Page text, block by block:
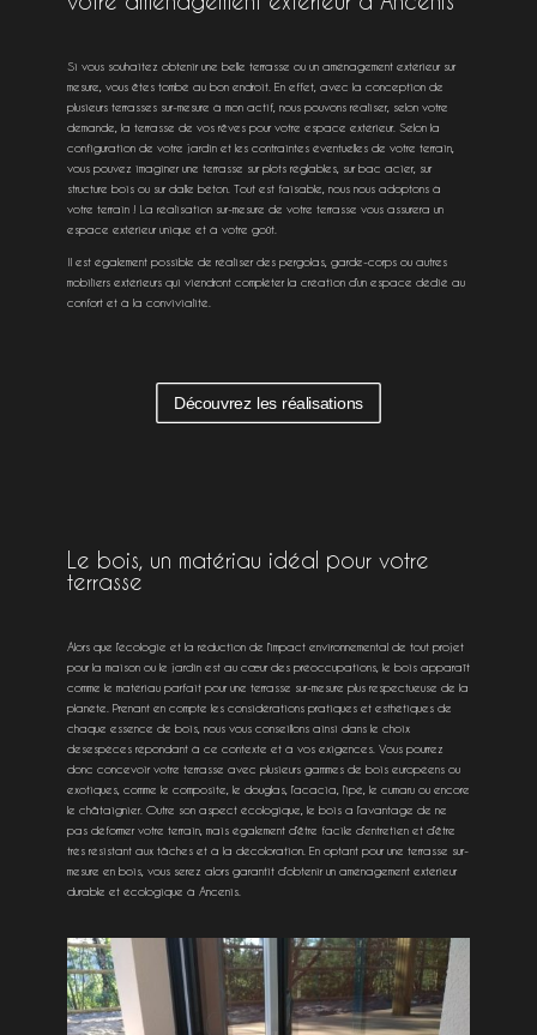
Si vous souhaitez obtenir une belle terrasse ou un aménagement extérieur sur
mesure, vous êtes tombé au bon endroit. En effet, avec la conception de
plusieurs terrasses sur-mesure à mon actif, nous pouvons réaliser, selon votre
demande, la terrasse de vos rêves pour votre espace extérieur. Selon la
configuration de votre jardin et les contraintes éventuelles de votre terrain,
vous pouvez imaginer une terrasse sur plots réglables, sur bac acier, sur
structure bois ou sur dalle béton. Tout est faisable, nous nous adoptons à
votre terrain ! La réalisation sur-mesure de votre terrasse vous assurera un
espace extérieur unique et à votre goût.
Il est également possible de réaliser des pergolas, garde-corps ou autres
mobiliers extérieurs qui viendront compléter la création d’un espace dédié au
confort et à la convivialité.
Découvrez les réalisations
Le bois, un matériau idéal pour votre
terrasse
Alors que l’écologie et la réduction de l’impact environnemental de tout projet
pour la maison ou le jardin est au cœur des préoccupations, le bois apparaît
comme le matériau parfait pour une terrasse sur-mesure plus respectueuse de la
planète. Prenant en compte les considérations pratiques et esthétiques de
chaque essence de bois, nous vous conseillons ainsi dans le choix
desespèces répondant à ce contexte et à vos exigences. Vous pourrez
donc concevoir votre terrasse avec plusieurs gammes de bois européens ou
exotiques, comme le composite, le douglas, l’acacia, l’ipé, le cumaru ou encore
le châtaignier. Outre son aspect écologique, le bois a l’avantage de ne
pas déformer votre terrain, mais également d’être facile d’entretien et d’être
très résistant aux tâches et à la décoloration. En optant pour une terrasse sur-
mesure en bois, vous serez alors garantit d’obtenir un aménagement extérieur
durable et écologique à Ancenis.